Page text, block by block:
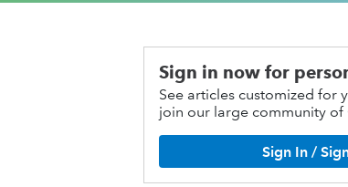
Sign in now for
See articles customized for
join our large community of
Sign In /